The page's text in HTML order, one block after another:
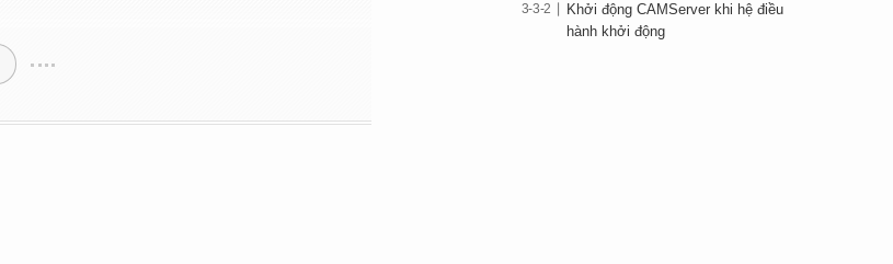
Khởi động CAMServer khi hệ điều
hành khởi động